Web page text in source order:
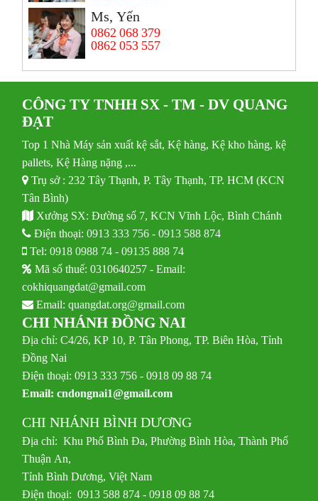
Ms, Yến
0862 068 379
0862 053 557
CÔNG TY TNHH SX - TM - DV QUANG
ĐẠT
Top 1 Nhà Máy sản xuất kệ sắt, Kệ hàng, Kệ kho hàng, kệ
pallets, Kệ Hàng nặng ,...
Trụ sở : 232 Tây Thạnh, P. Tây Thạnh, TP. HCM (KCN
Tân Bình)
Xưởng SX: Đường số 7, KCN Vĩnh Lộc, Bình Chánh
Điện thoại:0913 333 756 -0913 588 874
Tel:0918 0988 74 -09135 888 74
Mã số thuế: 0310640257 - Email:
cokhiquangdat@gmail.com
Email:quangdat.org@gmail.com
CHI NHÁNH ĐỒNG NAI
Địa chỉ: C4/26, KP 10, P. Tân Phong, TP. Biên Hòa, Tỉnh
Đồng Nai
Điện thoại: 0913 333 756 - 0918 09 88 74
Email:cndongnai1@gmail.com
CHI NHÁNH BÌNH DƯƠNG
Địa chỉ: Khu Phố Bình Đa, Phường Bình Hòa, Thành Phố
Thuận An,
Tỉnh Bình Dương, Việt Nam
Điện thoại: 0913 588 874 - 0918 09 88 74